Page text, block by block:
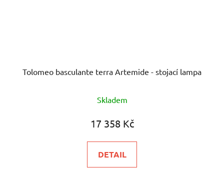
Tolomeo basculante terra Artemide - stojací lampa
hodnocení
produktu
5,0
z
Skladem
17 358 Kč
DETAIL